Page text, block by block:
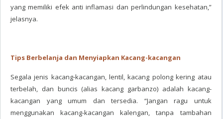
yang memiliki efek anti inflamasi dan perlindungan kesehatan,”
jelasnya.
Tips Berbelanja dan Menyiapkan Kacang-kacangan
Segala jenis kacang-kacangan, lentil, kacang polong kering atau
terbelah, dan buncis (alias kacang garbanzo) adalah kacang-
kacangan yang umum dan tersedia. “Jangan ragu untuk
menggunakan kacang-kacangan kalengan, tanpa tambahan